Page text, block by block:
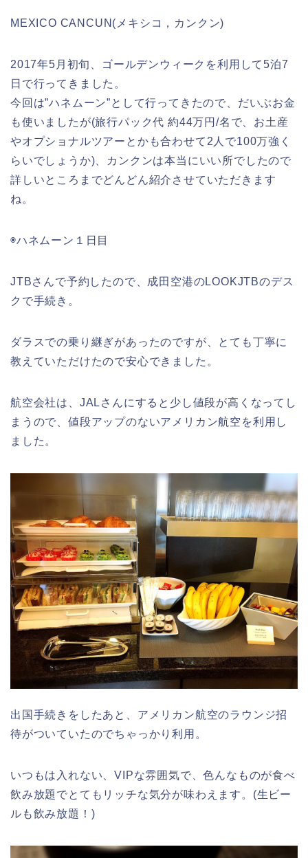
MEXICO CANCUN(メキシコ，カンクン)
2017年5月初旬、ゴールデンウィークを利用して5泊7
日で行ってきました。
今回は”ハネムーン”として行ってきたので、だいぶお金
も使いましたが(旅行パック代 約44万円/名で、お土産
やオプショナルツアーとかも合わせて2人で100万強く
らいでしょうか)、カンクンは本当にいい所でしたので
詳しいところまでどんどん紹介させていただきます
ね。
◉ハネムーン１日目
JTBさんで予約したので、成田空港のLOOKJTBのデス
クで手続き。
ダラスでの乗り継ぎがあったのですが、とても丁寧に
教えていただけたので安心できました。
航空会社は、JALさんにすると少し値段が高くなってし
まうので、値段アップのないアメリカン航空を利用し
ました。
出国手続きをしたあと、アメリカン航空のラウンジ招
待がついていたのでちゃっかり利用。
いつもは入れない、VIPな雰囲気で、色んなものが食べ
飲み放題でとてもリッチな気分が味わえます。(生ビー
ルも飲み放題！)